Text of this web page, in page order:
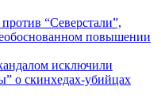
“Северстали”,
повышении
исключили
о скинхедах-убийцах